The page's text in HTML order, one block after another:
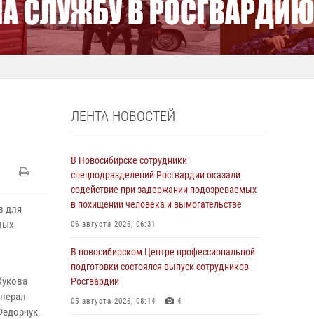
для
ЛЕНТА НОВОСТЕЙ
В Новосибирске сотрудники
спецподразделений Росгвардии оказали
содействие при задержании подозреваемых
в похищении человека и вымогательстве
06 августа 2026, 06:31
В новосибирском Центре профессиональной
подготовки состоялся выпуск сотрудников
Росгвардии
05 августа 2026, 08:14 4